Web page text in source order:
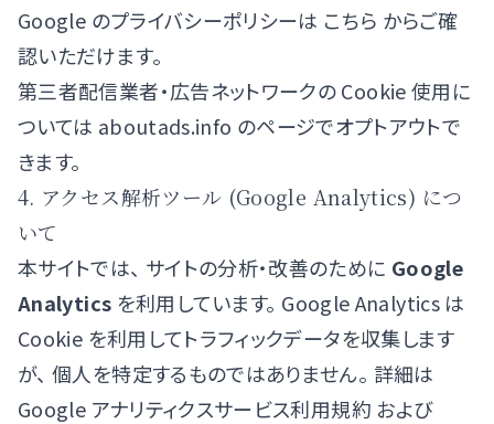
Google のプライバシーポリシーは こちら からご確
認いただけます。
第三者配信業者・広告ネットワークの Cookie 使用に
ついては aboutads.info のページでオプトアウトで
きます。
4. アクセス解析ツール (Google Analytics) につ
いて
本サイトでは、 サイトの分析・改善のために Google
Analytics を利用しています。 Google Analytics は
Cookie を利用してトラフィックデータを収集します
が、 個人を特定するものではありません。 詳細は
Google アナリティクスサービス利用規約 および